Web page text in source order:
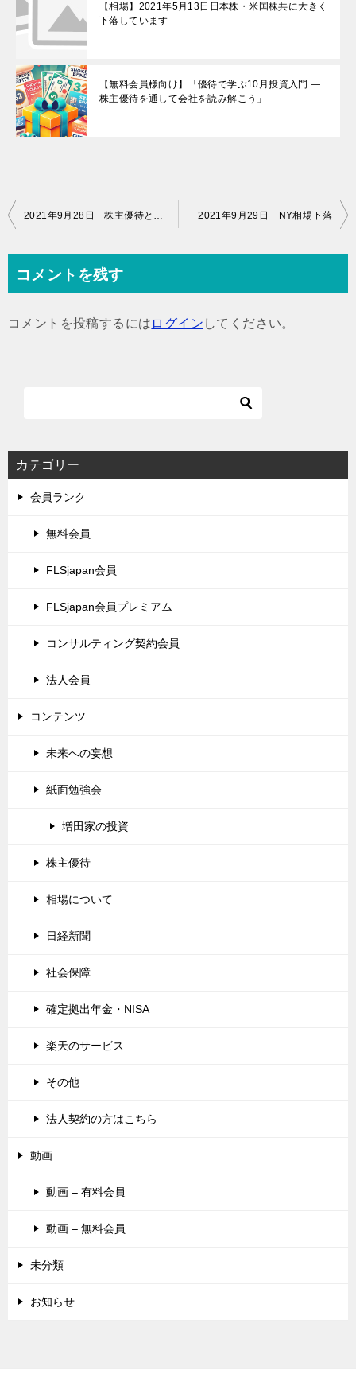
【相場】2021年5月13日日本株・米国株共に大きく
下落しています
【無料会員様向け】「優待で学ぶ10月投資入門 —
株主優待を通して会社を読み解こう」
投
ビ
2021年9月28日 株主優待とは？【紙面勉強会】 2021年9月29日 NY相場下落
コメントを残す
コメントを投稿するには ログイン してください。
カテゴリー
会員ランク
無料会員
FLSjapan会員
FLSjapan会員プレミアム
コンサルティング契約会員
法人会員
コンテンツ
未来への妄想
紙面勉強会
増田家の投資
株主優待
相場について
日経新聞
社会保障
確定拠出年金・NISA
楽天のサービス
その他
法人契約の方はこちら
動画
動画 – 有料会員
動画 – 無料会員
未分類
お知らせ